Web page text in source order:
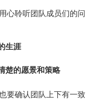
心聆听团队成员们的问
生涯
楚的愿景和策略
要确认团队上下有一致